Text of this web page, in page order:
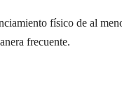
físico de al
frecuente.